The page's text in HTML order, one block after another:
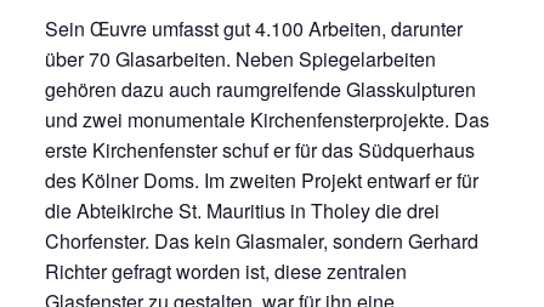
Sein Œuvre umfasst gut 4.100 Arbeiten, darunter
über 70 Glasarbeiten. Neben Spiegelarbeiten
gehören dazu auch raumgreifende Glasskulpturen
und zwei monumentale Kirchenfensterprojekte. Das
erste Kirchenfenster schuf er für das Südquerhaus
des Kölner Doms. Im zweiten Projekt entwarf er für
die Abteikirche St. Mauritius in Tholey die drei
Chorfenster. Das kein Glasmaler, sondern Gerhard
Richter gefragt worden ist, diese zentralen
Glasfenster zu gestalten, war für ihn eine